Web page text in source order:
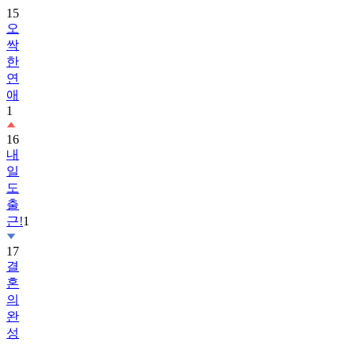
15
오
싹
한
연
애
1
16
내
일
도
출
근!1
17
결
혼
의
완
성